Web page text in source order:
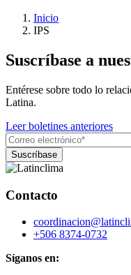
Inicio
IPS
Suscríbase a
Entérese sobre todo lo
Latina.
Leer boletines anteriores
Contacto
+506 8374-0732
Síganos en: